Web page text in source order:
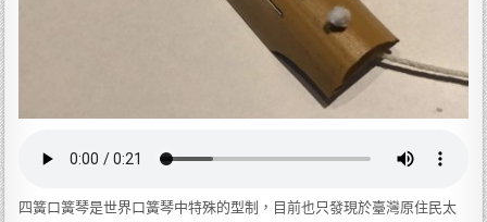
四簧口簧琴是世界口簧琴中特殊的型制，目前也只發現於臺灣原住民太